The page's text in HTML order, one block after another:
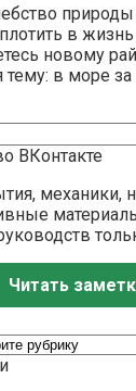
природы
в
новому
в море
ВКонтакте
механики,
Читать